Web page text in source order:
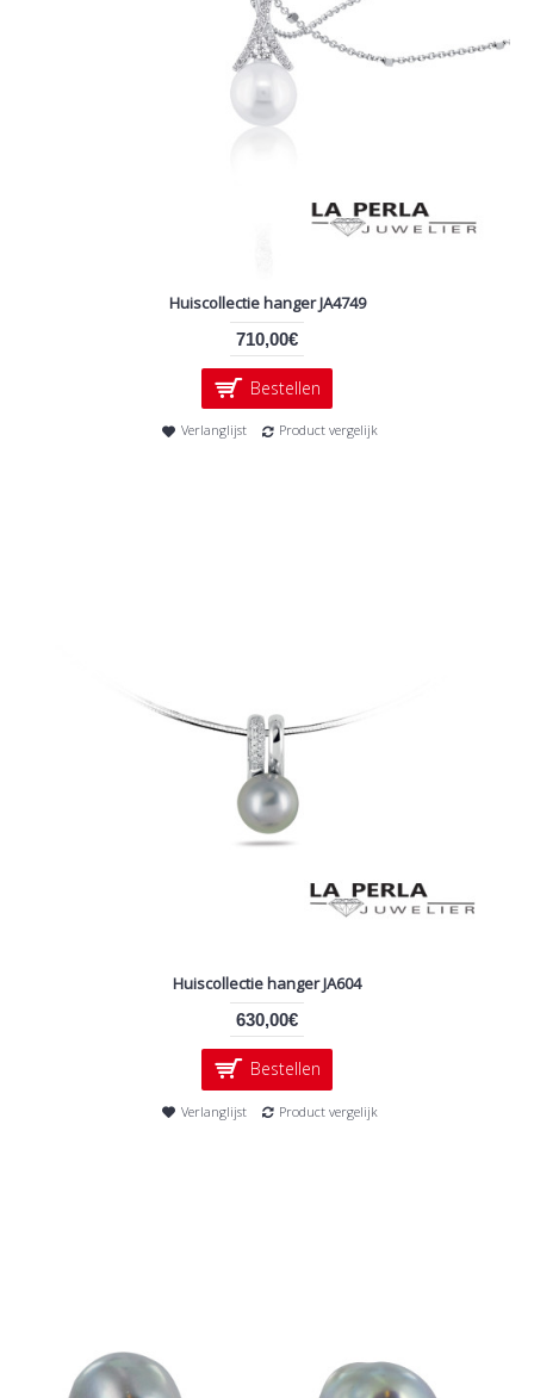
Huiscollectie hanger JA4749
710,00€
Bestellen
Verlanglijst Product vergelijk
Huiscollectie hanger JA604
630,00€
Bestellen
Verlanglijst Product vergelijk